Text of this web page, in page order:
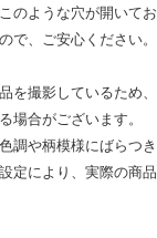
のような穴が開いてお
で、ご安心ください。
を撮影しているため
場合がございます。
調や柄模様にばらつき
定により、実際の商